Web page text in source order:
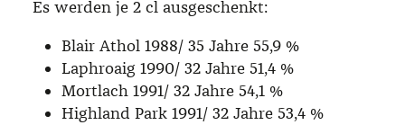
Es werden je 2 cl ausgeschenkt:
Blair Athol 1988/ 35 Jahre 55,9 %
Laphroaig 1990/ 32 Jahre 51,4 %
Mortlach 1991/ 32 Jahre 54,1 %
Highland Park 1991/ 32 Jahre 53,4 %